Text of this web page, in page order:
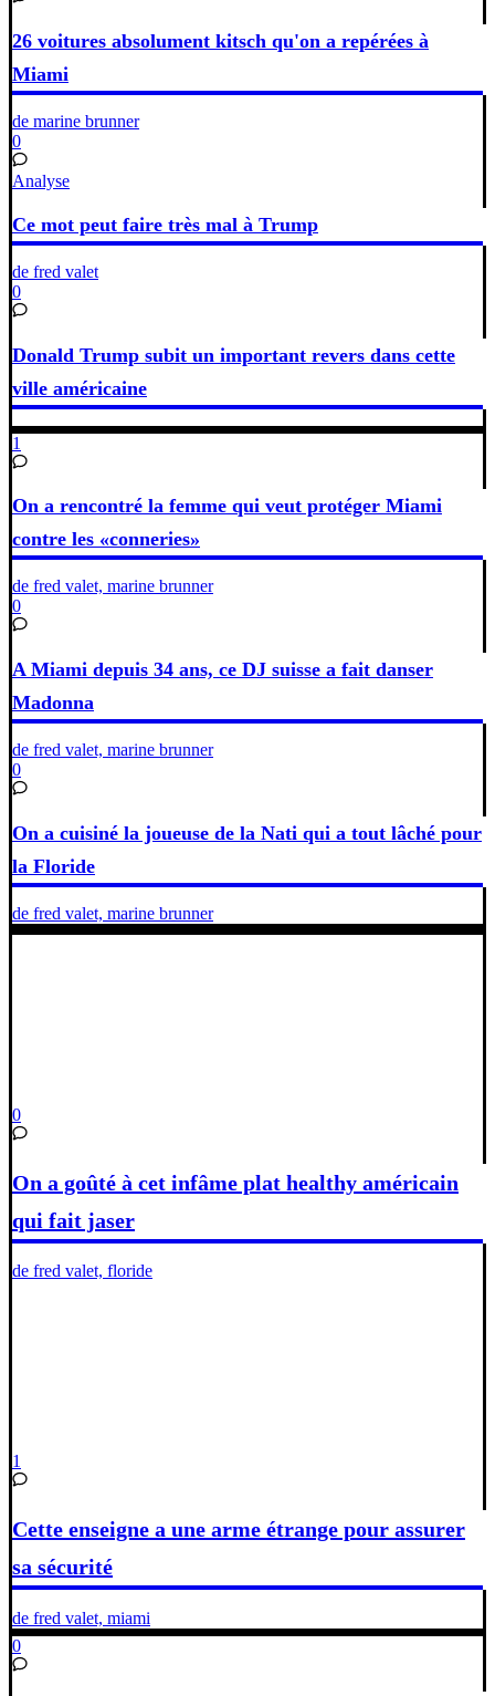
26 voitures absolument kitsch qu'on a repérées à
Miami
de marine brunner
0
Analyse
Ce mot peut faire très mal à Trump
de fred valet
0
Donald Trump subit un important revers dans cette
ville américaine
1
On a rencontré la femme qui veut protéger Miami
contre les «conneries»
de fred valet, marine brunner
0
A Miami depuis 34 ans, ce DJ suisse a fait danser
Madonna
de fred valet, marine brunner
0
On a cuisiné la joueuse de la Nati qui a tout lâché pour
la Floride
de fred valet, marine brunner
0
On a goûté à cet infâme plat healthy américain
qui fait jaser
de fred valet, floride
1
Cette enseigne a une arme étrange pour assurer
sa sécurité
de fred valet, miami
0